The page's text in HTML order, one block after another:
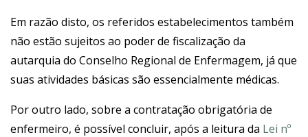
Em razão disto, os referidos estabelecimentos também
não estão sujeitos ao poder de fiscalização da
autarquia do Conselho Regional de Enfermagem, já que
suas atividades básicas são essencialmente médicas.
Por outro lado, sobre a contratação obrigatória de
enfermeiro, é possível concluir, após a leitura da Lei nº